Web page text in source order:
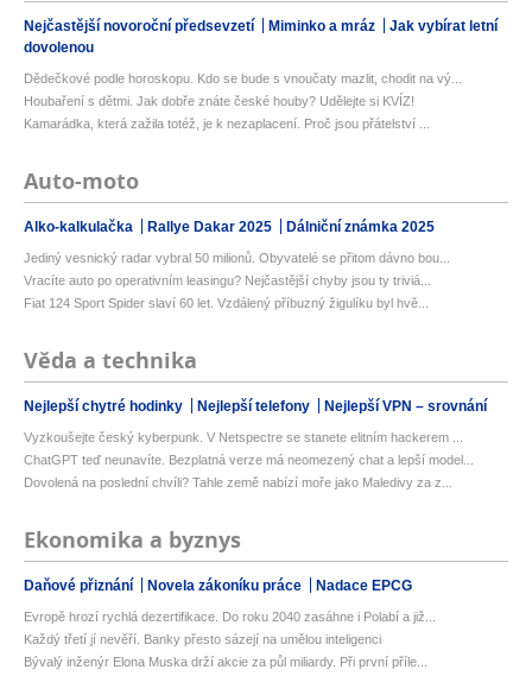
Nejčastější novoroční předsevzetí Miminko a mráz
Jak vybírat letní
dovolenou
Dědečkové podle horoskopu. Kdo se bude s vnoučaty mazlit, chodit na vý...
Houbaření s dětmi. Jak dobře znáte české houby? Udělejte si KVÍZ!
Kamarádka, která zažila totéž, je k nezaplacení. Proč jsou přátelství ...
Auto-moto
Alko-kalkulačka Rallye Dakar 2025 Dálniční známka 2025
Jediný vesnický radar vybral 50 milionů. Obyvatelé se přitom dávno bou...
Vracíte auto po operativním leasingu? Nejčastější chyby jsou ty triviá...
Fiat 124 Sport Spider slaví 60 let. Vzdálený příbuzný žigulíku byl hvě...
Věda a technika
Nejlepší chytré hodinky Nejlepší telefony Nejlepší VPN – srovnání
Vyzkoušejte český kyberpunk. V Netspectre se stanete elitním hackerem ...
ChatGPT teď neunavíte. Bezplatná verze má neomezený chat a lepší model...
Dovolená na poslední chvíli? Tahle země nabízí moře jako Maledivy za z...
Ekonomika a byznys
Daňové přiznání Novela zákoníku práce Nadace EPCG
Evropě hrozí rychlá dezertifikace. Do roku 2040 zasáhne i Polabí a již...
Každý třetí jí nevěří. Banky přesto sázejí na umělou inteligenci
Bývalý inženýr Elona Muska drží akcie za půl miliardy. Při první příle...